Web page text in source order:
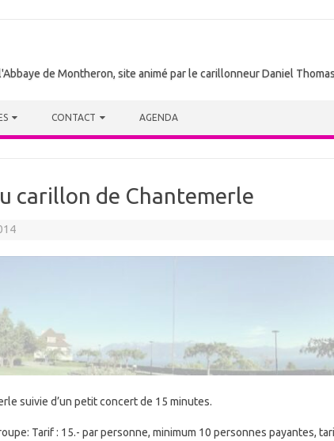
de Montheron, site animé par le carillonneur Daniel Thomas
CONTACT AGENDA
carillon de Chantemerle
suivie d’un petit concert de 15 minutes.
Tarif : 15.- par personne, minimum 10 personnes payantes,